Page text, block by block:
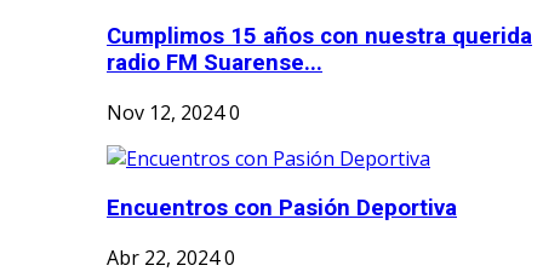
Cumplimos 15 años con nuestra querida
radio FM Suarense...
Nov 12, 20240
Encuentros con Pasión Deportiva
Abr 22, 20240